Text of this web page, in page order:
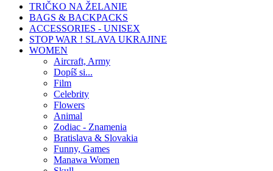
TRIČKO NA ŽELANIE
BAGS & BACKPACKS
ACCESSORIES - UNISEX
STOP WAR ! SLAVA UKRAJINE
WOMEN
Aircraft, Army
Dopíš si...
Film
Celebrity
Flowers
Animal
Zodiac - Znamenia
Bratislava & Slovakia
Funny, Games
Manawa Women